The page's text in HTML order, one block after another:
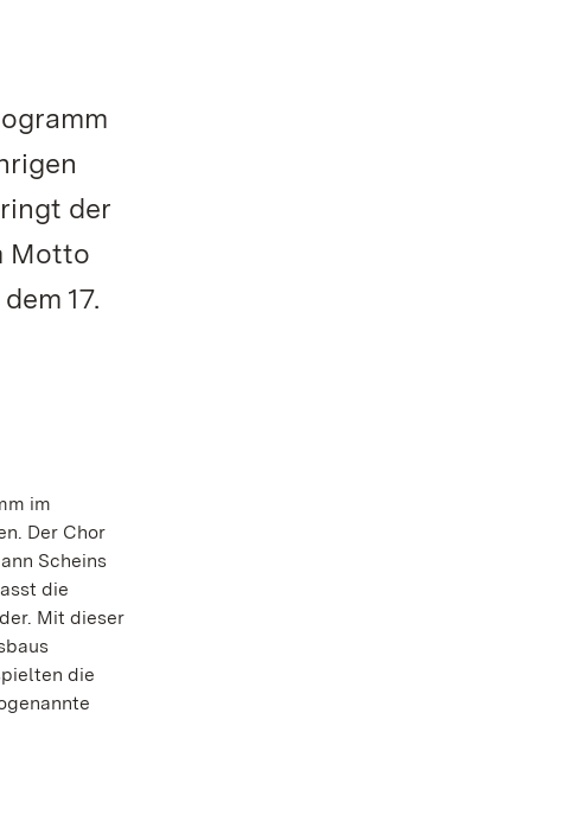
der
Motto
17.
im
Der Chor
Scheins
die
Mit dieser
die